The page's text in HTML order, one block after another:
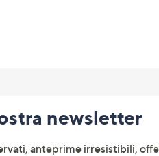
newsletter
anteprime irresistibili,